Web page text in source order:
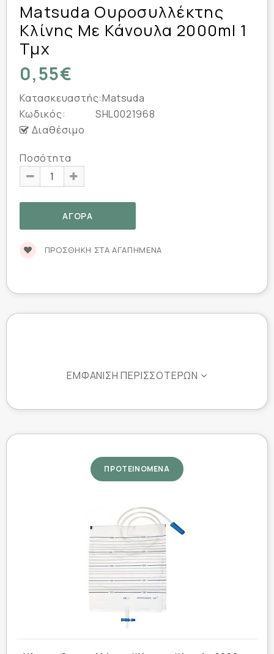
Matsuda Ουροσυλλέκτης
Κλίνης Με Κάνουλα 2000ml 1
Τμχ
0,55€
Κατασκευαστής:Matsuda
Κωδικός:
SHL0021968
Διαθέσιμο
Ποσότητα
ΠΡΟΣΘΉΚΗ ΣΤΑ ΑΓΑΠΗΜΈΝΑ
ΕΜΦΆΝΙΣΗ ΠΕΡΙΣΣΌΤΕΡΩΝ
ΠΡΟΤΕΙΝΟΜΕΝΑ